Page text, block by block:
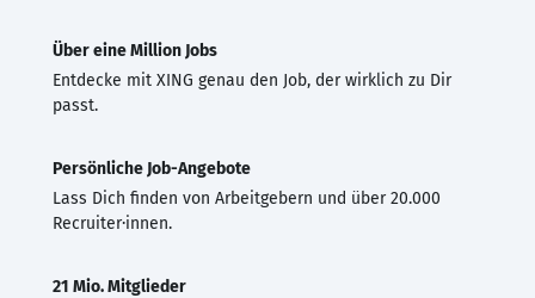
Über eine Million Jobs
Entdecke mit XING genau den Job, der wirklich zu Dir
passt.
Persönliche Job-Angebote
Lass Dich finden von Arbeitgebern und über 20.000
Recruiter·innen.
21 Mio. Mitglieder